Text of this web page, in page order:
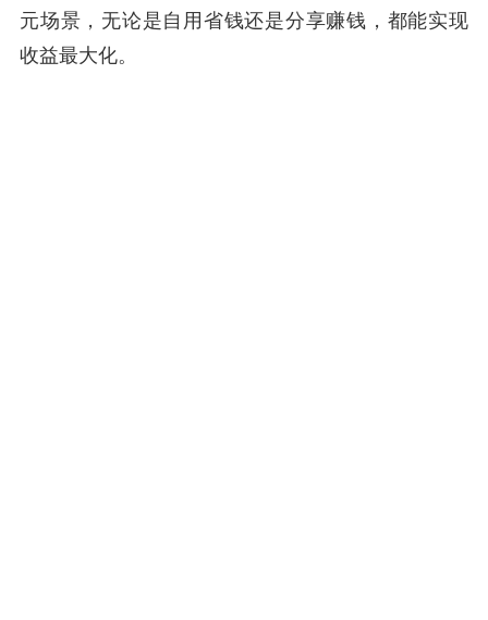
元场景，无论是自用省钱还是分享赚钱，都能实现
收益最大化。